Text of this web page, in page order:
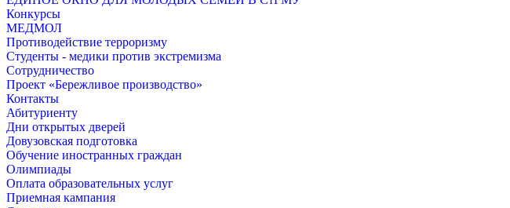
Конкурсы
МЕДМОЛ
Противодействие терроризму
Студенты - медики против экстремизма
Сотрудничество
Проект «Бережливое производство»
Контакты
Абитуриенту
Дни открытых дверей
Довузовская подготовка
Обучение иностранных граждан
Олимпиады
Оплата образовательных услуг
Приемная кампания